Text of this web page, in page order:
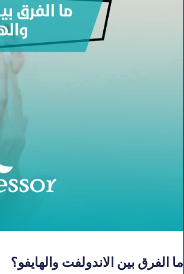
ما الفرق بين الاندولفت والهايفو؟